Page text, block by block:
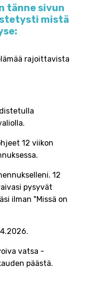
tänne sivun
mistä
rajoittavista
12 viikon
12
pysyvät
ilman "Missä on
vatsa -
päästä.